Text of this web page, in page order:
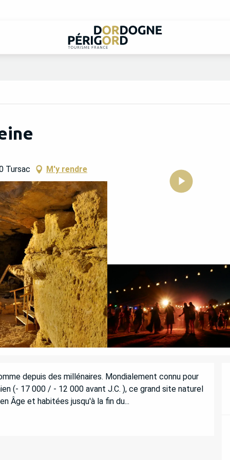
Tursac M'y rendre
depuis des millénaires. Mondialement connu pour
(- 17 000 / - 12 000 avant J.C. ), ce grand site naturel
Âge et habitées jusqu'à la fin du...